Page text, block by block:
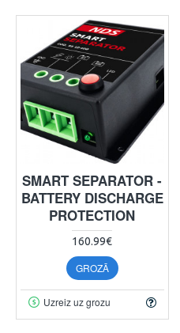
SMART SEPARATOR -
BATTERY DISCHARGE
PROTECTION
160.99€
GROZĀ
Uzreiz uz grozu